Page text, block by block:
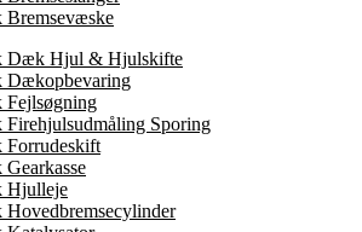
Bremsevæske
Dæk Hjul & Hjulskifte
Dækopbevaring
Fejlsøgning
Firehjulsudmåling Sporing
Forrudeskift
Hjulleje
Hovedbremsecylinder